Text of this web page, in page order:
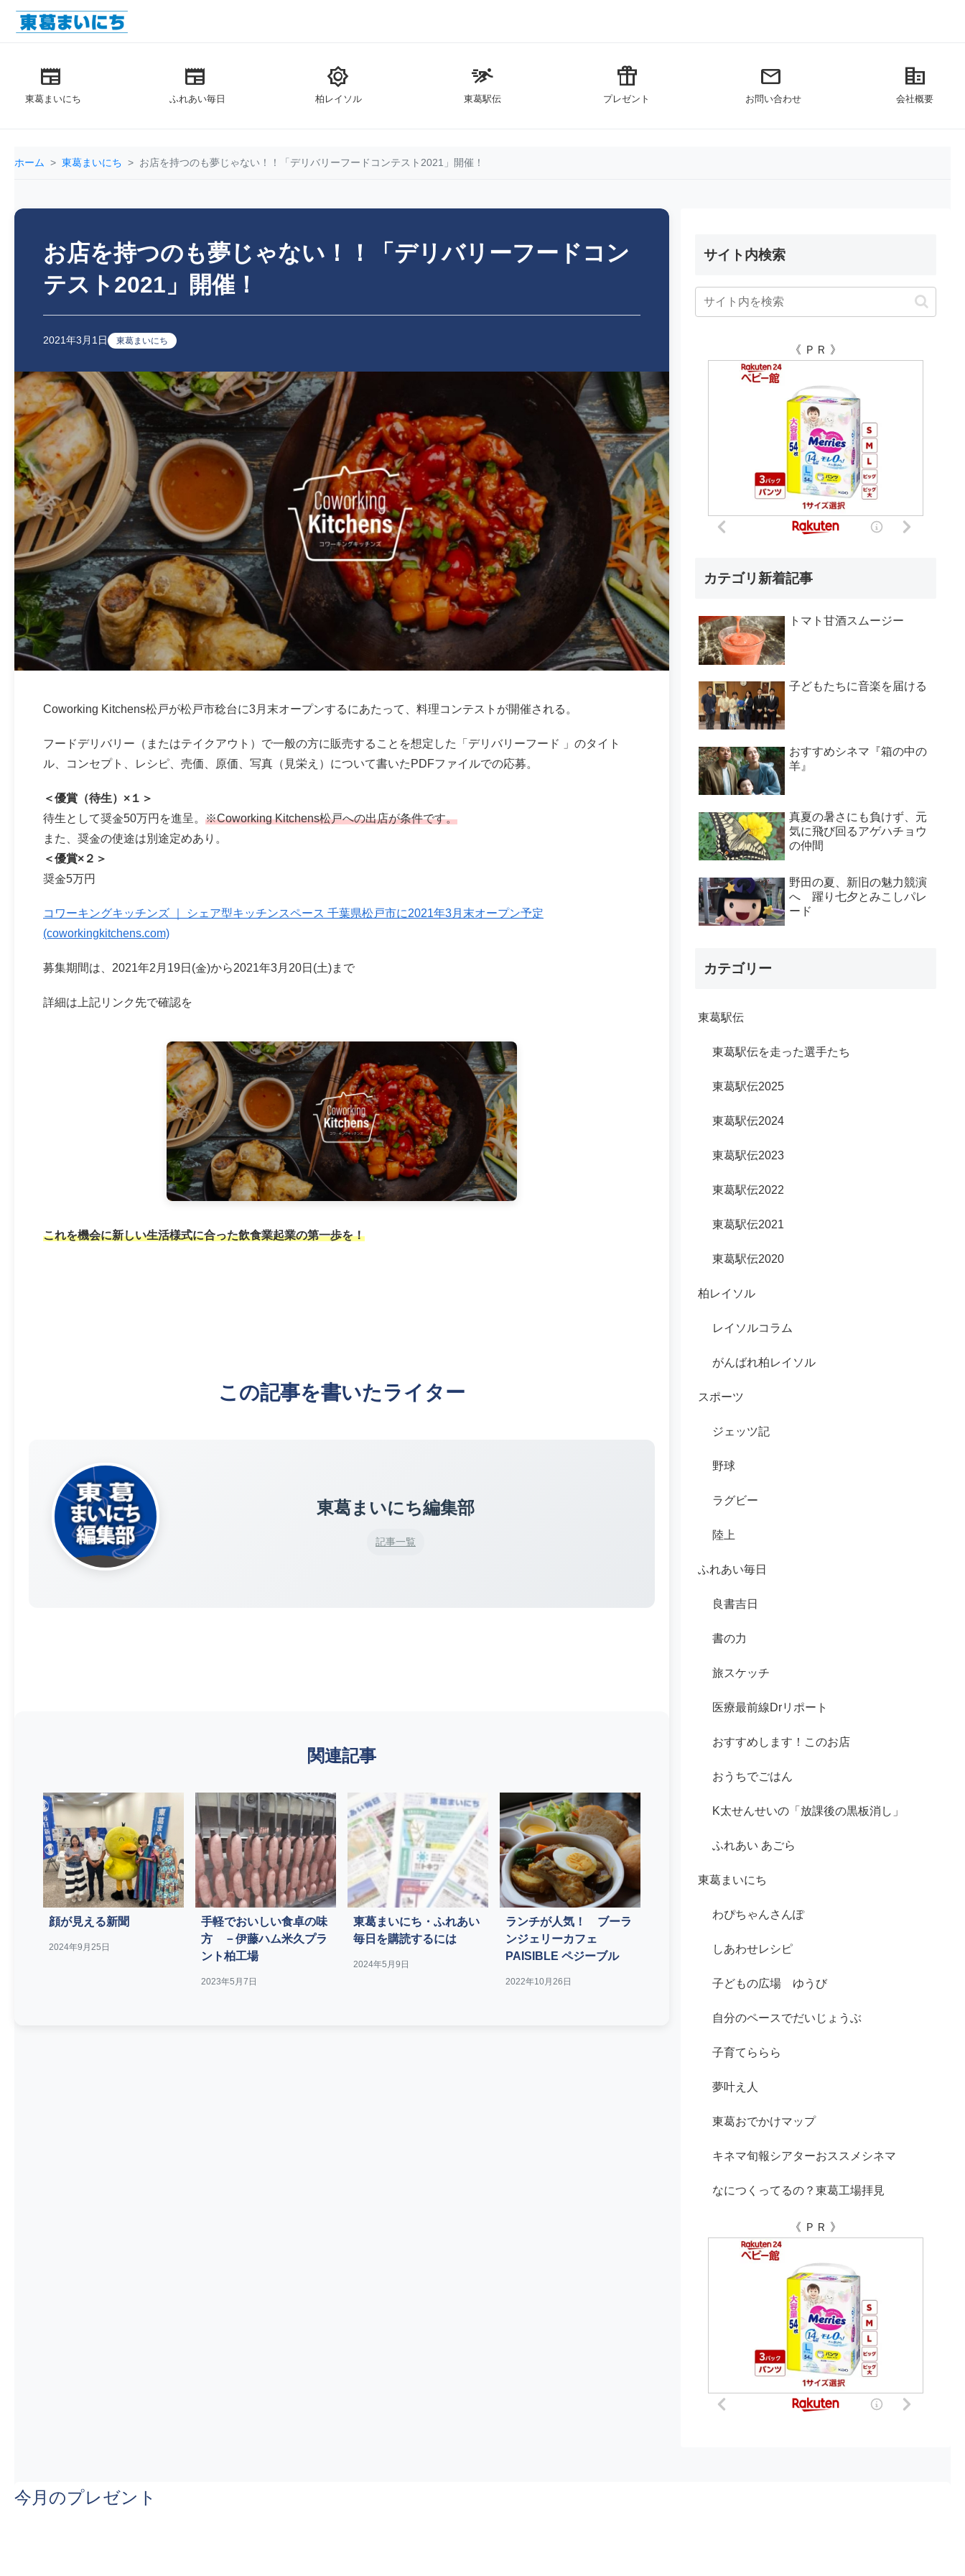
newspaper
東葛まいにち
newspaper
ふれあい毎日
brightness_5
柏レイソル
sprint
東葛駅伝
featured_seasonal_and_gifts
プレゼント
mail
お問い合わせ
corporate_fare
会社概要
ホーム 東葛まいにち お店を持つのも夢じゃない！！「デリバリーフードコンテスト2021」開催！
お店を持つのも夢じゃない！！「デリバリーフードコン
テスト2021」開催！
2021年3月1日 東葛まいにち
Coworking Kitchens松戸が松戸市稔台に3月末オープンするにあたって、料理コンテストが開催される。
フードデリバリー（またはテイクアウト）で一般の方に販売することを想定した「デリバリーフード 」のタイト
ル、コンセプト、レシピ、売価、原価、写真（⾒栄え）について書いたPDFファイルでの応募。
＜優賞（待⽣）×１＞
待⽣として奨金50万円を進呈。 ※Coworking Kitchens松戸への出店が条件です。
また、奨金の使途は別途定めあり。
＜優賞×２＞
奨金5万円
コワーキングキッチンズ ｜ シェア型キッチンスペース 千葉県松戸市に2021年3月末オープン予定
(coworkingkitchens.com)
募集期間は、2021年2⽉19⽇(金)から2021年3⽉20⽇(⼟)まで
詳細は上記リンク先で確認を
これを機会に新しい生活様式に合った飲食業起業の第一歩を！
この記事を書いたライター
東葛まいにち編集部
記事一覧
関連記事
顔が見える新聞
2024年9月25日
手軽でおいしい食卓の味
方 －伊藤ハム米久プラ
ント柏工場
2023年5月7日
東葛まいにち・ふれあい
毎日を購読するには
2024年5月9日
ランチが人気！ ブーラ
ンジェリーカフェ
PAISIBLE ペジーブル
2022年10月26日
サイト内検索
《 ＰＲ 》
カテゴリ新着記事
トマト甘酒スムージー
子どもたちに音楽を届ける
おすすめシネマ『箱の中の
羊』
真夏の暑さにも負けず、元
気に飛び回るアゲハチョウ
の仲間
野田の夏、新旧の魅力競演
へ 躍り七夕とみこしパレ
ード
カテゴリー
東葛駅伝
東葛駅伝を走った選手たち
東葛駅伝2025
東葛駅伝2024
東葛駅伝2023
東葛駅伝2022
東葛駅伝2021
東葛駅伝2020
柏レイソル
レイソルコラム
がんばれ柏レイソル
スポーツ
ジェッツ記
野球
ラグビー
陸上
ふれあい毎日
良書吉日
書の力
旅スケッチ
医療最前線Drリポート
おすすめします！このお店
おうちでごはん
K太せんせいの「放課後の黒板消し」
ふれあい あごら
東葛まいにち
わぴちゃんさんぽ
しあわせレシピ
子どもの広場 ゆうび
自分のペースでだいじょうぶ
子育てららら
夢叶え人
東葛おでかけマップ
キネマ旬報シアターおススメシネマ
なにつくってるの？東葛工場拝見
《 ＰＲ 》
今月のプレゼント